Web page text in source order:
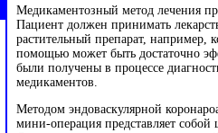
Медикаментозный метод лечения
Пациент должен принимать
растительный препарат,
помощью может быть достаточно
были получены в процессе
медикаментов.
Методом эндоваскулярной
мини-операция представляет